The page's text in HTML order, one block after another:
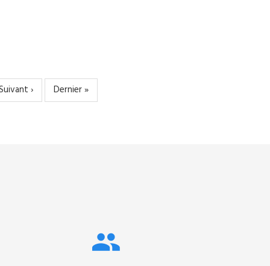
›
Dernière
page
Dernier »